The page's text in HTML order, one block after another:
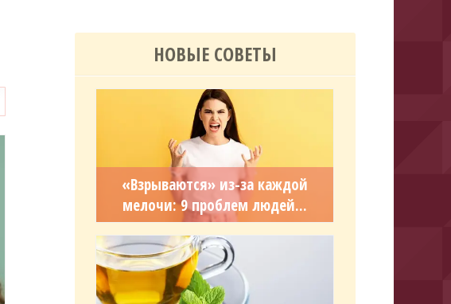
НОВЫЕ СОВЕТЫ
«Взрываются» из-за каждой
мелочи: 9 проблем людей...